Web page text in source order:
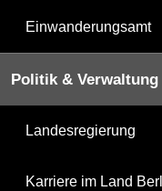
Einwanderungsamt
Politik & Verwaltung
Landesregierung
Karriere im Land